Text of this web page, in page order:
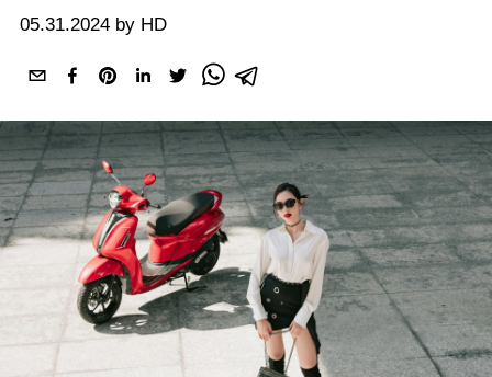
05.31.2024 by HD